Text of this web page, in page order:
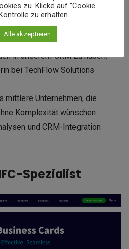
Follow-up-Prozess nach
von der manuellen Eingabe
übergegangen, qualifizierte
in unserem CRM zu haben.“ –
bei TechFlow Solutions
mittlere Unternehmen, die
Komplexität wünschen.
und CRM-Integration
Spezialist
zu. Klicke auf "Cookie
zu erhalten.
Alle akzeptieren